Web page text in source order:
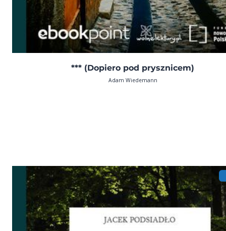
*** (Dopiero pod prysznicem)
Adam Wiedemann